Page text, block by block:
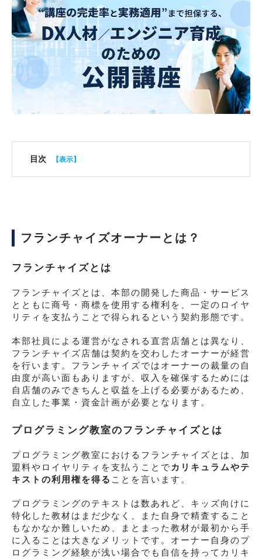
目次
フランチャイズオーナーとは？
フランチャイズとは
フランチャイズとは、本部の開発した商品・サービス
とともに商号・商標を使用する権利を、一定のロイヤ
リティを支払うことで得られるという契約形態です。
本部社員による運営がなされる直営店舗とは異なり、
フランチャイズ店舗は契約を交わしたオーナーが経営
を行います。フランチャイズではオーナーの裁量の自
由度が高い面もありますが、収入を確保するためには
自店舗のみできちんと収益を上げる必要があるため、
自立した事業・資金計画が必要となります。
プログラミング教室のフランチャイズとは
プログラミング教室におけるフランチャイズとは、加
盟料やロイヤリティを支払うことで カリキュラムやテ
キストの利用権を得る ことを言います。
プログラミングのテキストは数あれど、キッズ向けに
特化した教材はまだ少なく、また自身で精査すること
もなかなか難しいため、まとまった教材が最初から手
に入ることは大きなメリットです。オーナー自身のプ
ログラミング経験が浅い場合でも自信を持ってカリキ